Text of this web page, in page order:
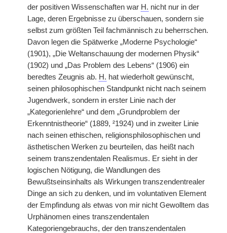
der positiven Wissenschaften war H. nicht nur in der
Lage, deren Ergebnisse zu überschauen, sondern sie
selbst zum größten Teil fachmännisch zu beherrschen.
Davon legen die Spätwerke „Moderne Psychologie“
(1901), „Die Weltanschauung der modernen Physik“
(1902) und „Das Problem des Lebens“ (1906) ein
beredtes Zeugnis ab. H. hat wiederholt gewünscht,
seinen philosophischen Standpunkt nicht nach seinem
Jugendwerk, sondern in erster Linie nach der
„Kategorienlehre“ und dem „Grundproblem der
Erkenntnistheorie“ (1889, ²1924) und in zweiter Linie
nach seinen ethischen, religionsphilosophischen und
ästhetischen Werken zu beurteilen, das heißt nach
seinem transzendentalen Realismus. Er sieht in der
logischen Nötigung, die Wandlungen des
Bewußtseinsinhalts als Wirkungen transzendentrealer
Dinge an sich zu denken, und im voluntativen Element
der Empfindung als etwas von mir nicht Gewolltem das
Urphänomen eines transzendentalen
Kategoriengebrauchs, der den transzendentalen